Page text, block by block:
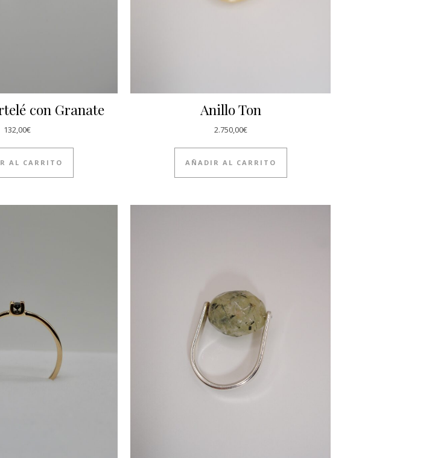
con Granate
132,00€
AL CARRITO
Anillo Ton
2.750,00€
AÑADIR AL CARRITO